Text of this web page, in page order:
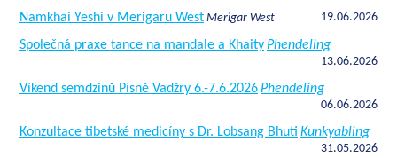
Namkhai Yeshi v Merigaru West Merigar West 19.06.2026
Společná praxe tance na mandale a KhaityPhendeling
13.06.2026
Víkend semdzinů Písně Vadžry 6.-7.6.2026Phendeling
06.06.2026
Konzultace tibetské medicíny s Dr. Lobsang Bhuti Kunkyabling
31.05.2026